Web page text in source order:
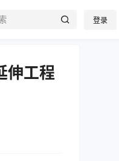
登录
伸工程